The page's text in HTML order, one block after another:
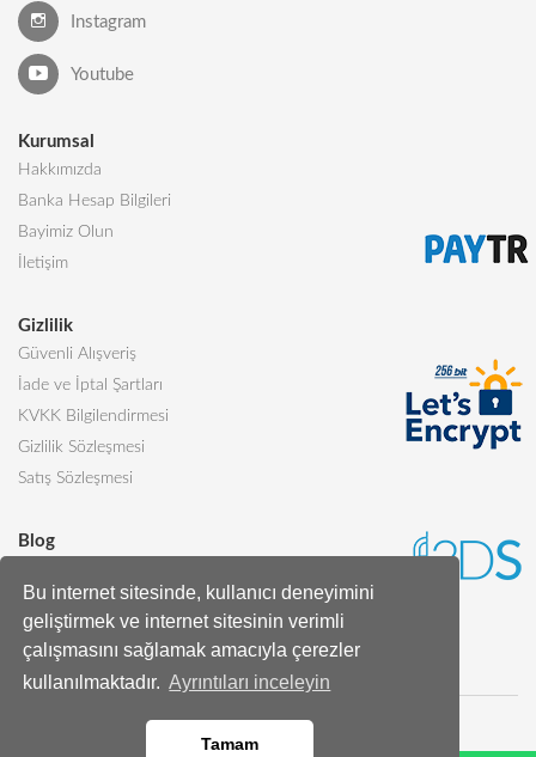
Bu internet sitesinde, kullanıcı deneyimini
geliştirmek ve internet sitesinin verimli
çalışmasını sağlamak amacıyla çerezler
kullanılmaktadır. Ayrıntıları inceleyin
Tamam
Instagram
Youtube
Kurumsal
Hakkımızda
Banka Hesap Bilgileri
Bayimiz Olun
İletişim
Gizlilik
Güvenli Alışveriş
İade ve İptal Şartları
KVKK Bilgilendirmesi
Gizlilik Sözleşmesi
Satış Sözleşmesi
Blog
Butik Pasta Nedir?
Tüm Blog Yazıları